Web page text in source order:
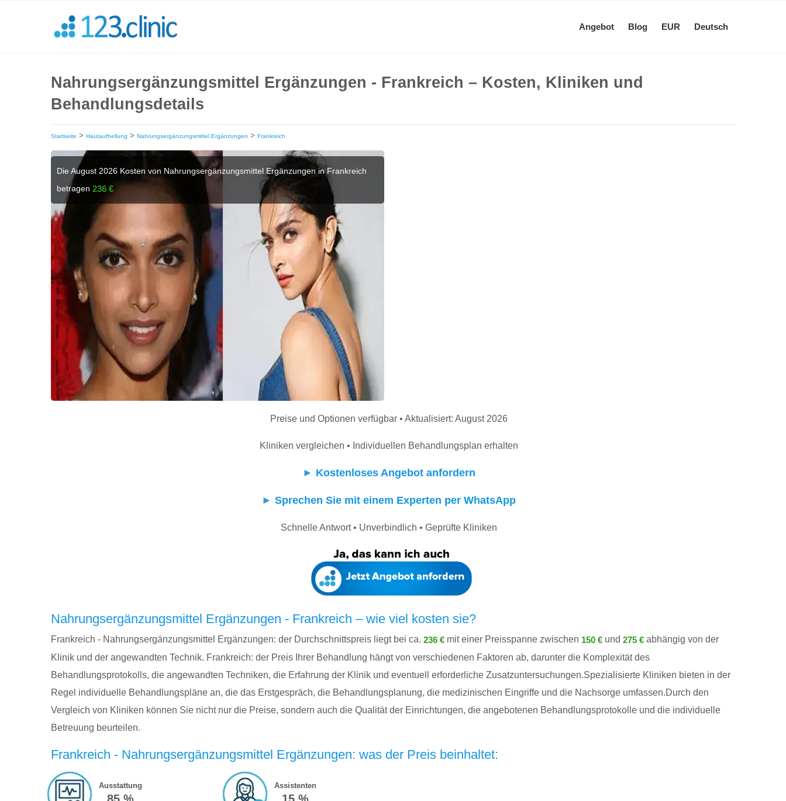
Angebot Blog EUR Deutsch
Nahrungsergänzungsmittel Ergänzungen - Frankreich – Kosten, Kliniken und
Behandlungsdetails
Startseite > Hautaufhellung > Nahrungsergänzungsmittel Ergänzungen > Frankreich
Die August 2026 Kosten von Nahrungsergänzungsmittel Ergänzungen in Frankreich
betragen 236 €
Preise und Optionen verfügbar • Aktualisiert: August 2026
Kliniken vergleichen • Individuellen Behandlungsplan erhalten
► Kostenloses Angebot anfordern
► Sprechen Sie mit einem Experten per WhatsApp
Schnelle Antwort • Unverbindlich • Geprüfte Kliniken
Nahrungsergänzungsmittel Ergänzungen - Frankreich – wie viel kosten sie?
Frankreich - Nahrungsergänzungsmittel Ergänzungen: der Durchschnittspreis liegt bei ca. 236 € mit einer Preisspanne zwischen 150 € und 275 € abhängig von der
Klinik und der angewandten Technik. Frankreich: der Preis Ihrer Behandlung hängt von verschiedenen Faktoren ab, darunter die Komplexität des
Behandlungsprotokolls, die angewandten Techniken, die Erfahrung der Klinik und eventuell erforderliche Zusatzuntersuchungen.Spezialisierte Kliniken bieten in der
Regel individuelle Behandlungspläne an, die das Erstgespräch, die Behandlungsplanung, die medizinischen Eingriffe und die Nachsorge umfassen.Durch den
Vergleich von Kliniken können Sie nicht nur die Preise, sondern auch die Qualität der Einrichtungen, die angebotenen Behandlungsprotokolle und die individuelle
Betreuung beurteilen.
Frankreich - Nahrungsergänzungsmittel Ergänzungen: was der Preis beinhaltet:
Ausstattung Assistenten